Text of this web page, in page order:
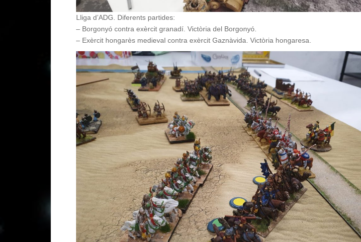
Lliga d’ADG. Diferents partides:
– Borgonyó contra exèrcit granadí. Victòria del Borgonyó.
– Exèrcit hongarès medieval contra exèrcit Gaznàvida. Victòria hongaresa.